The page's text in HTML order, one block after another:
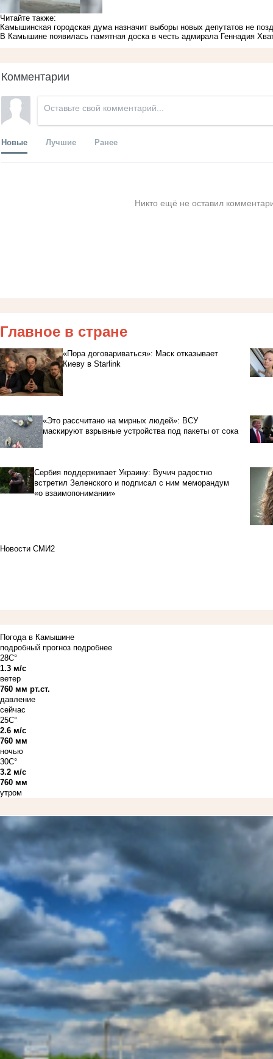
Читайте также:
Камышинская городская дума назначит выборы новых депутатов не
В Камышине появилась памятная доска в честь адмирала Геннадия
Комментарии
Новые Лучшие Ранее
Никто ещё не оставил
Главное в стране
«Пора договариваться»: Маск отказывает
Киеву в Starlink
«Это рассчитано на мирных людей»: ВСУ
маскируют взрывные устройства под пакеты от сока
Сербия поддерживает Украину: Вучич радостно
встретил Зеленского и подписал с ним меморандум
«о взаимопонимании»
Новости СМИ2
Погода в Камышине
подробный прогноз подробнее
28C°
1.3 м/с
ветер
760 мм рт.ст.
давление
сейчас
25C°
2.6 м/с
760 мм
ночью
30C°
3.2 м/с
760 мм
утром